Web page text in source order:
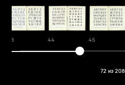
43 44 45
72 из 208